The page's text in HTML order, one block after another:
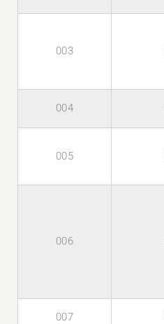
003
004
005
006
007